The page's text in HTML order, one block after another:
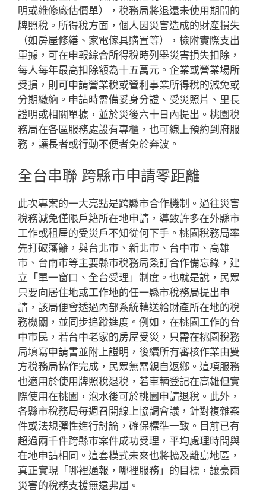
明或維修廠估價單），稅務局將退還未使用期間的
牌照稅。所得稅方面，個人因災害造成的財產損失
（如房屋修繕、家電傢具購置等），檢附實際支出
單據，可在申報綜合所得稅時列舉災害損失扣除，
每人每年最高扣除額為十五萬元。企業或營業場所
受損，則可申請營業稅或營利事業所得稅的減免或
分期繳納。申請時需備妥身分證、受災照片、里長
證明或相關單據，並於災後六十日內提出。桃園稅
務局在各區服務處設有專櫃，也可線上預約到府服
務，讓長者或行動不便者免於奔波。
全台串聯 跨縣市申請零距離
此次專案的一大亮點是跨縣市合作機制。過往災害
稅務減免僅限戶籍所在地申請，導致許多在外縣市
工作或租屋的受災戶不知從何下手。桃園稅務局率
先打破藩籬，與台北市、新北市、台中市、高雄
市、台南市等主要縣市稅務局簽訂合作備忘錄，建
立「單一窗口、全台受理」制度。也就是說，民眾
只要向居住地或工作地的任一縣市稅務局提出申
請，該局便會透過內部系統轉送給財產所在地的稅
務機關，並同步追蹤進度。例如，在桃園工作的台
中市民，若台中老家的房屋受災，只需在桃園稅務
局填寫申請書並附上證明，後續所有審核作業由雙
方稅務局協作完成，民眾無需親自返鄉。這項服務
也適用於使用牌照稅退稅，若車輛登記在高雄但實
際使用在桃園，泡水後可於桃園申請退稅。此外，
各縣市稅務局每週召開線上協調會議，針對複雜案
件或法規彈性進行討論，確保標準一致。目前已有
超過兩千件跨縣市案件成功受理，平均處理時間與
在地申請相同。這套模式未來也將擴及離島地區，
真正實現「哪裡通報，哪裡服務」的目標，讓豪雨
災害的稅務支援無遠弗屆。